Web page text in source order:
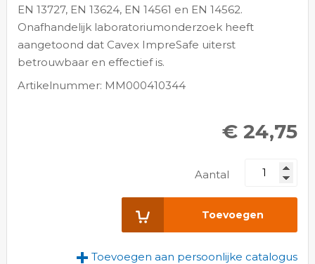
EN 13727, EN 13624, EN 14561 en EN 14562.
Onafhandelijk laboratoriumonderzoek heeft
aangetoond dat Cavex ImpreSafe uiterst
betrouwbaar en effectief is.
Artikelnummer: MM000410344
€ 24,75
Aantal
Toevoegen
Toevoegen aan persoonlijke catalogus